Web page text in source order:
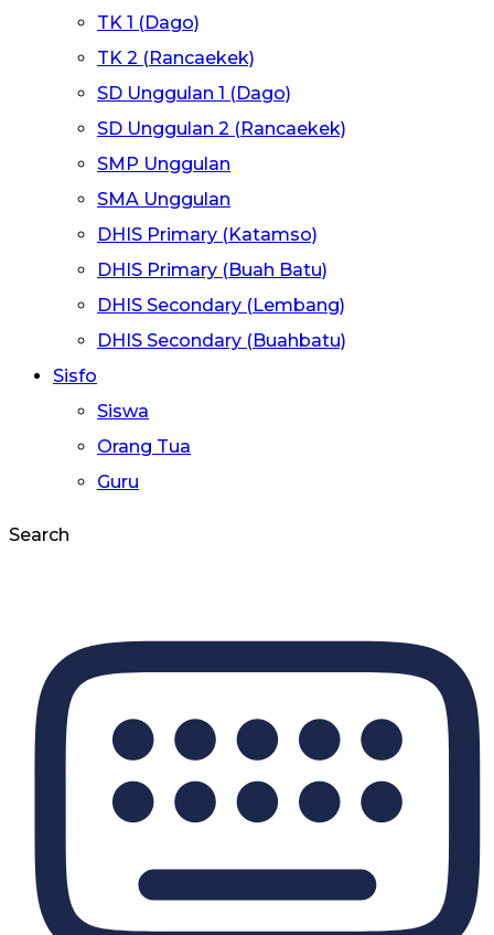
TK 1 (Dago)
TK 2 (Rancaekek)
SD Unggulan 1 (Dago)
SD Unggulan 2 (Rancaekek)
SMP Unggulan
SMA Unggulan
DHIS Primary (Katamso)
DHIS Primary (Buah Batu)
DHIS Secondary (Lembang)
DHIS Secondary (Buahbatu)
Sisfo
Siswa
Orang Tua
Guru
Search